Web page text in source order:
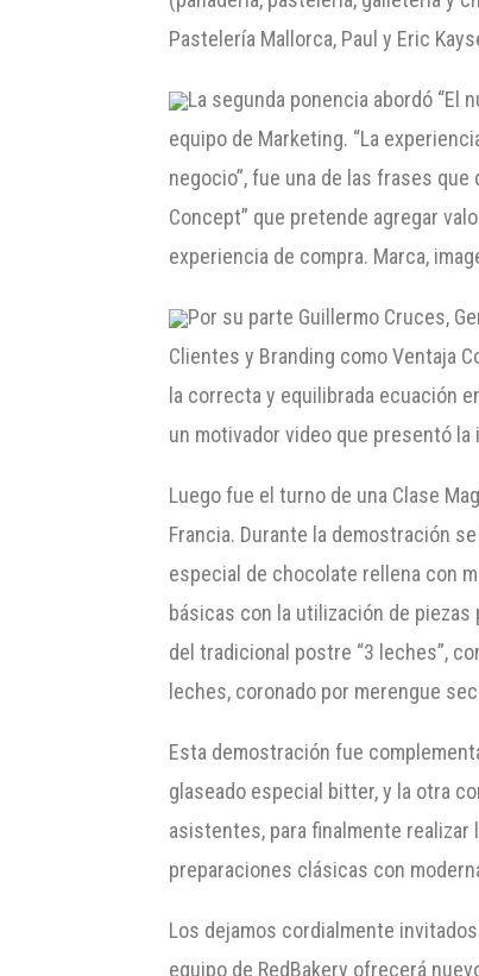
Pastelería Mallorca, Paul y Eric
La segunda ponencia abordó “El
equipo de Marketing. “La
negocio”, fue una de las frases
Concept” que pretende agregar
experiencia de compra. Marca,
Por su parte Guillermo Cruces,
Clientes y Branding como Ventaja
la correcta y equilibrada ecuación
un motivador video que presentó
Luego fue el turno de una Clase
Francia. Durante la demostración
especial de chocolate rellena con
básicas con la utilización de
del tradicional postre “3 leches”,
leches, coronado por merengue
Esta demostración fue
glaseado especial bitter, y la otra
asistentes, para finalmente
preparaciones clásicas con
Los dejamos cordialmente
equipo de RedBakery ofrecerá